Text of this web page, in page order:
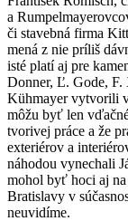
a
či stavebná firma
mená z nie príliš
isté platí aj pre
Donner, Ľ. Gode, F.
Kühmayer vytvorili
môžu byť len
tvorivej práce a že
exteriérov a
náhodou vynechali
mohol byť hoci aj na
Bratislavy v
neuvidíme.